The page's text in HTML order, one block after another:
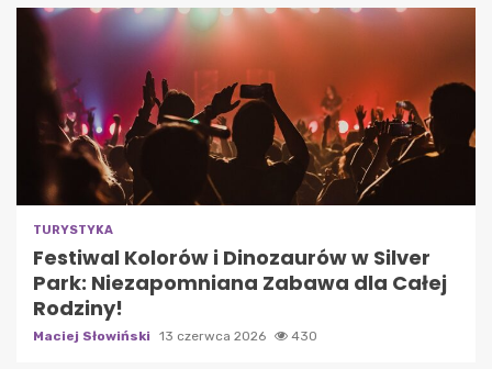
TURYSTYKA
Festiwal Kolorów i Dinozaurów w Silver
Park: Niezapomniana Zabawa dla Całej
Rodziny!
Maciej Słowiński 13 czerwca 2026 430